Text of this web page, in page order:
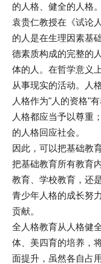
的人格、健全的人格。
袁贵仁教授在《试论
的人是在生理因素基
德素质构成的完整的
体的人。在哲学意义
从事现实的活动。人
人格作为"人的资格"
人格都应当予以尊重
的人格回应社会。
因此，可以把基础教
把基础教育所有教育
教育、学校教育，还
青少年人格的成长努
贡献。
全人格教育从人格健
体、美四育的培养，
面提升，虽然各自占